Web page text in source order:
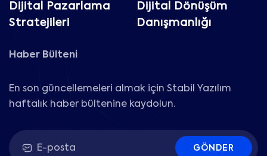
Dijital Pazarlama
Stratejileri
Dijital Dönüşüm
Danışmanlığı
Haber Bülteni
En son güncellemeleri almak için Stabil Yazılım
haftalık haber bültenine kaydolun.
GÖNDER